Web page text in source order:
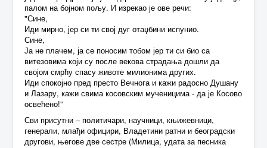
палом на бојном пољу. И изрекао је ове речи:
"Сине,
Иди мирно, јер си ти свој дуг отаџбини испунио.
Сине,
Ја не плачем, ја се поносим тобом јер ти си био са
витезовима који су после векова страдања дошли да
својом смрћу спасу животе милионима других.
Иди спокојно пред престо Вечнога и кажи радосно Душану
и Лазару, кажи свима косовским мученицима - да је Косово
освећено!”
Сви присутни – политичари, научници, књижевници,
генерали, млађи официри, Владетини ратни и београдски
другови, његове две сестре (Милица, удата за песника